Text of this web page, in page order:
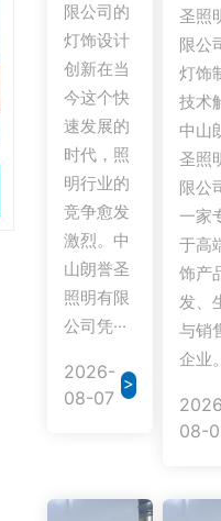
限公司的
灯饰设计
创新在当
今这个快
速发展的
时代，照
明行业的
竞争愈发
激烈。中
山朗誉圣
照明有限
公司凭···
2026-
08-07
>
圣照
限公
灯饰
技术
中山
圣照
限公
一家
于高
饰产
发、
与销
企业
08-